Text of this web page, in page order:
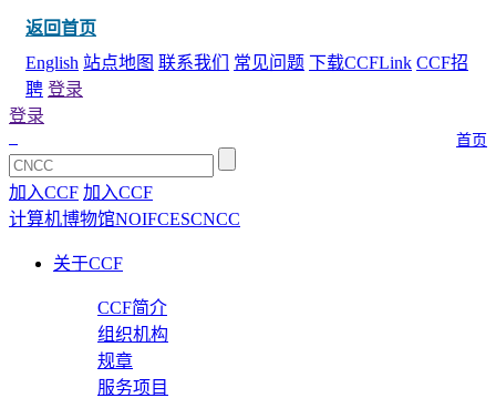
返回首页
English 站点地图 联系我们 常见问题 下载CCFLink CCF招
聘 登录
首页
登录
加入CCF 加入CCF
计算机博物馆NOIFCESCNCC
关于CCF
CCF简介
组织机构
规章
服务项目